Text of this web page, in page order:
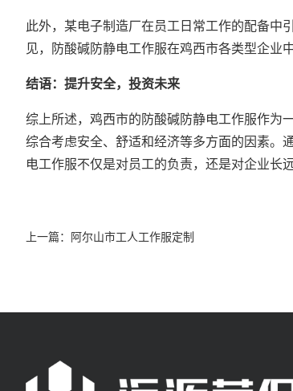
此外，某电子制造厂在员工日常工作的配备
见，防酸碱防静电工作服在鸡西市各类型企业
结语：提升安全，投资未来
综上所述，鸡西市的防酸碱防静电工作服作为
综合考虑安全、舒适和经济等多方面的因素。
电工作服不仅是对员工的负责，还是对企业长
上一篇： 阿尔山市工人工作服定制